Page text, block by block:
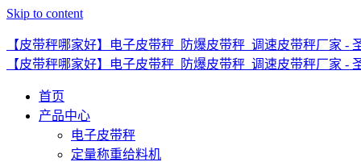
Skip to content
【皮带秤哪家好】电子皮带秤_防爆皮带秤_调速皮带秤厂家 -
【皮带秤哪家好】电子皮带秤_防爆皮带秤_调速皮带秤厂家 -
首页
产品中心
电子皮带秤
定量称重给料机